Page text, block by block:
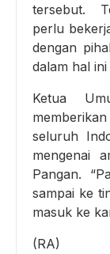
tersebut.
perlu
dengan
dalam hal
Ketua
seluruh
mengenai
Pangan.
sampai ke
masuk ke
(RA)